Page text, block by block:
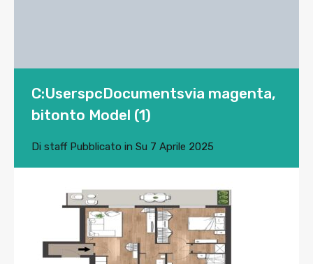
C:UserspcDocumentsvia magenta,
bitonto Model (1)
Di staffPubblicato in Su 7 Aprile 2025